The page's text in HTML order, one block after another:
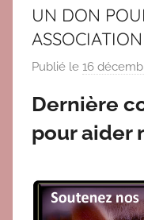
adopter
Paris
UN DON
ASSOCIATION
Publié le 16
Dernière
pour aider